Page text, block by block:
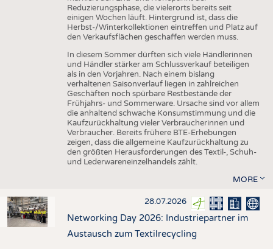
Reduzierungsphase, die vielerorts bereits seit
einigen Wochen läuft. Hintergrund ist, dass die
Herbst-/Winterkollektionen eintreffen und Platz auf
den Verkaufsflächen geschaffen werden muss.
In diesem Sommer dürften sich viele Händlerinnen
und Händler stärker am Schlussverkauf beteiligen
als in den Vorjahren. Nach einem bislang
verhaltenen Saisonverlauf liegen in zahlreichen
Geschäften noch spürbare Restbestände der
Frühjahrs- und Sommerware. Ursache sind vor allem
die anhaltend schwache Konsumstimmung und die
Kaufzurückhaltung vieler Verbraucherinnen und
Verbraucher. Bereits frühere BTE-Erhebungen
zeigen, dass die allgemeine Kaufzurückhaltung zu
den größten Herausforderungen des Textil-, Schuh-
und Lederwareneinzelhandels zählt.
MORE
28.07.2026
Networking Day 2026: Industriepartner im
Austausch zum Textilrecycling